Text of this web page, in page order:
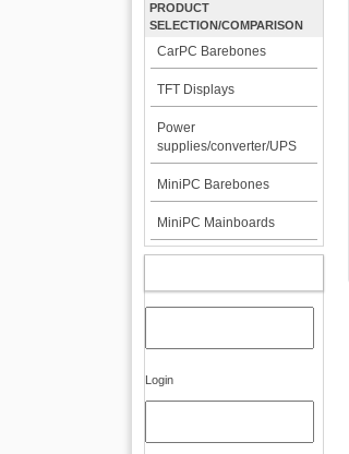
PRODUCT
SELECTION/COMPARISON
CarPC Barebones
TFT Displays
Power
supplies/converter/UPS
MiniPC Barebones
MiniPC Mainboards
Login